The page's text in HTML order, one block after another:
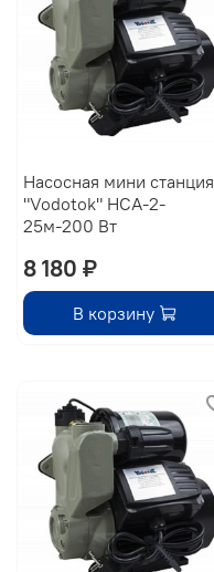
Насосная мини станция
"Vodotok" НСА-2-
25м-200 Вт
8 180 ₽
В корзину